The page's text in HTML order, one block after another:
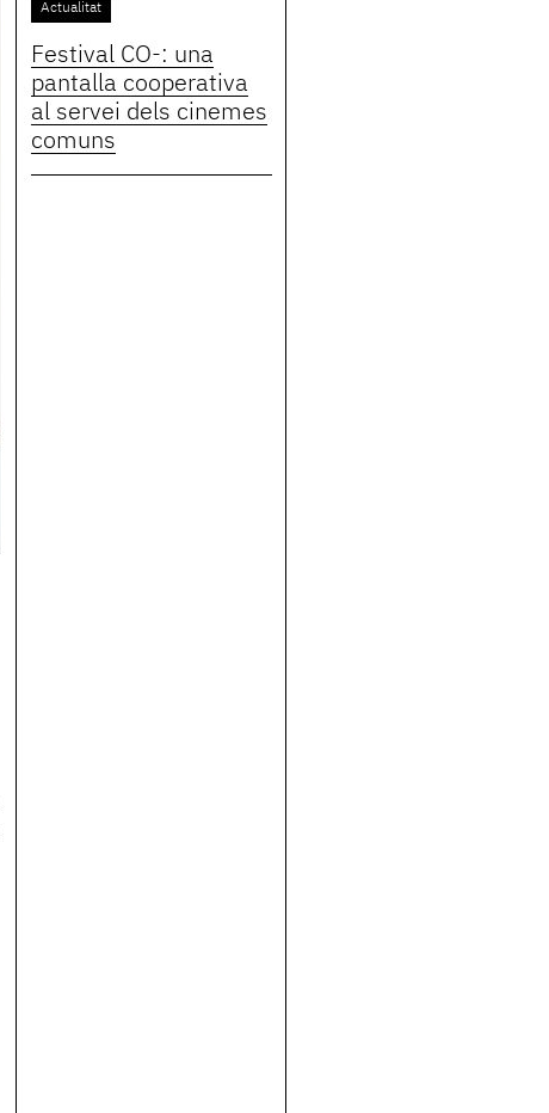
Actualitat
Festival CO-: una
pantalla cooperativa
al servei dels cinemes
comuns